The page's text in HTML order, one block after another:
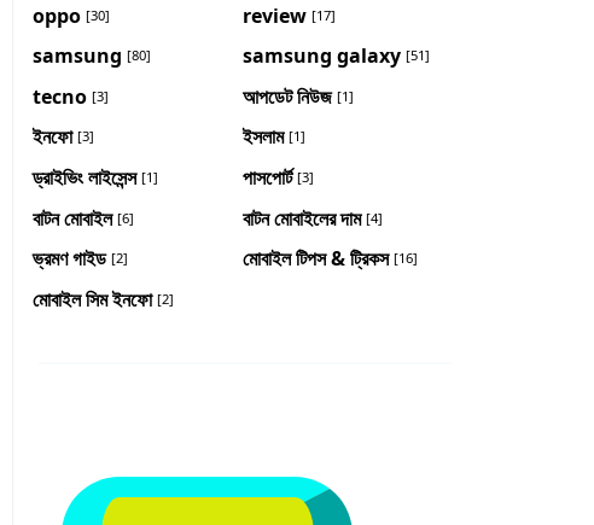
oppo [30] review [17]
samsung [80] samsung galaxy [51]
tecno [3] আপডেট নিউজ [1]
ইনফো [3] ইসলাম [1]
ড্রাইভিং লাইসেন্স [1] পাসপোর্ট [3]
বাটন মোবাইল [6] বাটন মোবাইলের দাম [4]
ভ্রমণ গাইড [2] মোবাইল টিপস & ট্রিকস [16]
মোবাইল সিম ইনফো [2]